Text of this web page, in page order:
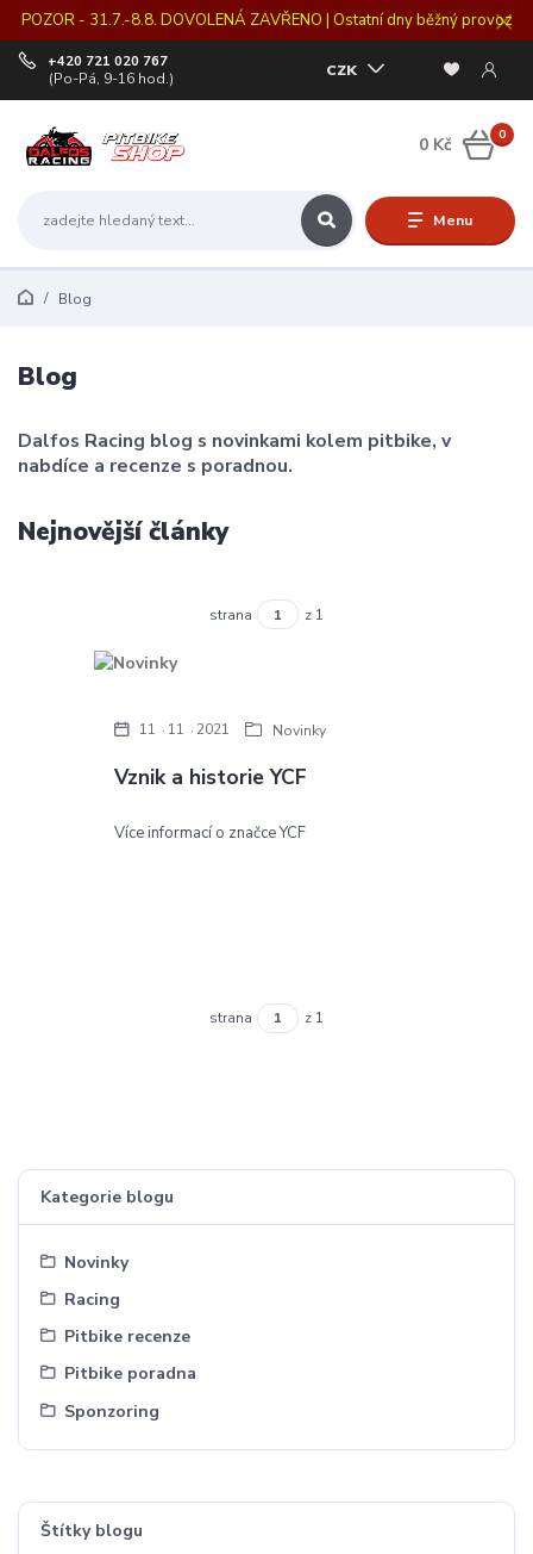
POZOR - 31.7.-8.8. DOVOLENÁ ZAVŘENO | Ostatní dny běžný provoz
Menu
CZK
+420 721 020 767
(Po-Pá, 9-16 hod.)
0
0 Kč
Blog
Kategorie blogu
Novinky
Racing
Pitbike recenze
Pitbike poradna
Sponzoring
Štítky blogu
Blog
Dalfos Racing blog s novinkami kolem pitbike, v
nabdíce a recenze s poradnou.
Nejnovější články
strana z 1
Vznik a historie YCF
11 11 2021 Novinky
Více informací o značce YCF
strana z 1